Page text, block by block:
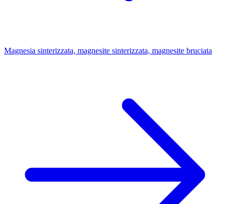
Magnesia sinterizzata, magnesite sinterizzata, magnesite bruciata